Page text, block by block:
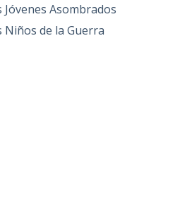
Asombrados
Niños de la Guerra